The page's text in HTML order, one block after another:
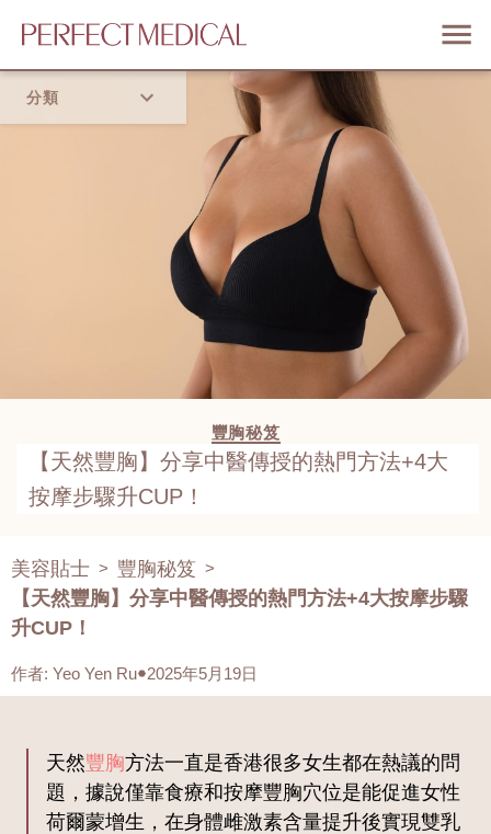
分類
豐胸秘笈
【天然豐胸】分享中醫傳授的熱門方法+4大
按摩步驟升CUP！
美容貼士 > 豐胸秘笈 >
【天然豐胸】分享中醫傳授的熱門方法+4大按摩步驟
升CUP！
作者: Yeo Yen Ru 2025年5月19日
天然豐胸方法一直是香港很多女生都在熱議的問
題，據說僅靠食療和按摩豐胸穴位是能促進女性
荷爾蒙增生，在身體雌激素含量提升後實現雙乳